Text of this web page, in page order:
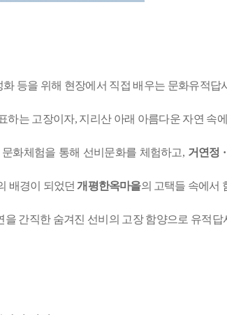
등을 위해 현장에서 직접 배우는 문화유적답
하는 고장이자, 지리산 아래 아름다운 자연 속
화체험을 통해 선비문화를 체험하고, 거연정 ·
배경이 되었던개평한옥마을의 고택들 속에서
을 간직한 숨겨진 선비의 고장 함양으로 유적